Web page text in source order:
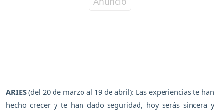
ARIES (del 20 de marzo al 19 de abril): Las experiencias te han
hecho crecer y te han dado seguridad, hoy serás sincera y